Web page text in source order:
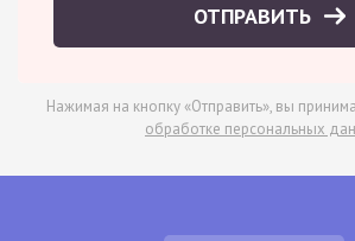
ОТПРАВИТЬ
Нажимая на кнопку «Отправить», вы
обработке персональных